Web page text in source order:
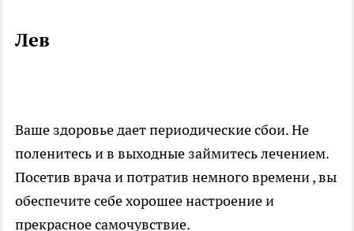
Лев
Ваше здоровье дает периодические сбои. Не
поленитесь и в выходные займитесь лечением.
Посетив врача и потратив немного времени , вы
обеспечите себе хорошее настроение и
прекрасное самочувствие.